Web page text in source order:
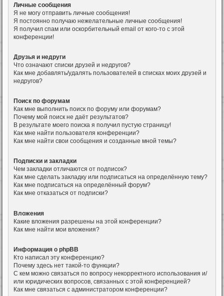
Личные сообщения
Я не могу отправить личные сообщения!
Я постоянно получаю нежелательные личные сообщения!
Я получил спам или оскорбительный email от кого-то с этой
конференции!
Друзья и недруги
Что означают списки друзей и недругов?
Как мне добавлять/удалять пользователей в списках моих друзей и
недругов?
Поиск по форумам
Как мне выполнить поиск по форуму или форумам?
Почему мой поиск не даёт результатов?
В результате моего поиска я получил пустую страницу!
Как мне найти пользователя конференции?
Как мне найти свои сообщения и созданные мной темы?
Подписки и закладки
Чем закладки отличаются от подписок?
Как мне сделать закладку или подписаться на определённую тему?
Как мне подписаться на определённый форум?
Как мне отказаться от подписки?
Вложения
Какие вложения разрешены на этой конференции?
Как мне найти мои вложения?
Информация о phpBB
Кто написал эту конференцию?
Почему здесь нет такой-то функции?
С кем можно связаться по вопросу некорректного использования и/
или юридических вопросов, связанных с этой конференцией?
Как мне связаться с администратором конференции?